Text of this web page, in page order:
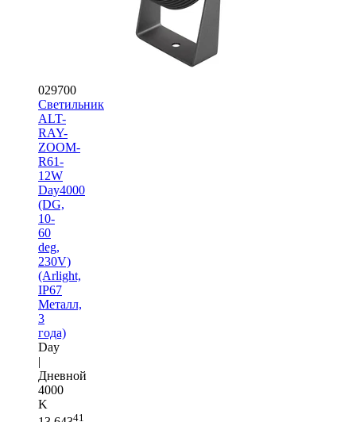
029700
Светильник
ALT-
RAY-
ZOOM-
R61-
12W
Day4000
(DG,
10-
60
deg,
230V)
(Arlight,
IP67
Металл,
3
года)
Day
|
Дневной
4000
K
41